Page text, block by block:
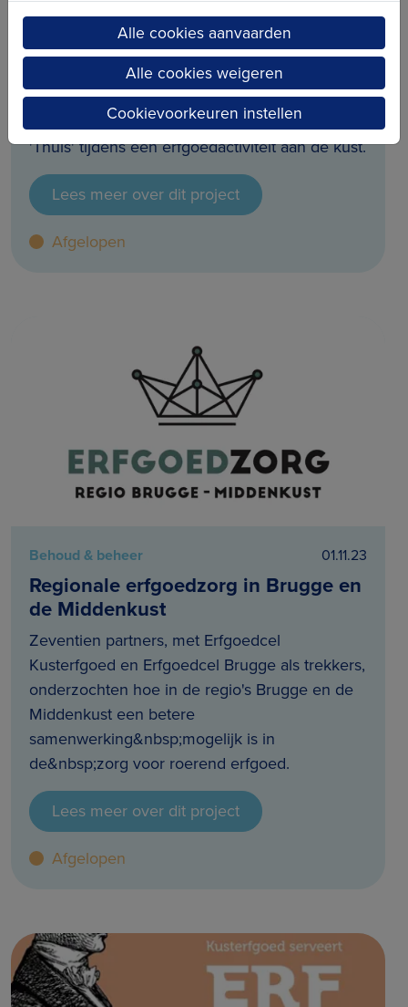
Erfgoeddag 2024 - Thuis
Beleef Erfgoeddag aan de kust!Ervaar dé
hoogdag van het cultureel erfgoed op zaterdag
20 & zondag 21 april 2024. Dompel je op
Erfgoeddag helemaal onder in het thema
'Thuis' tijdens een erfgoedactiviteit aan de kust.
Lees meer over dit project
Afgelopen
Behoud & beheer 01.11.23
Regionale erfgoedzorg in Brugge en
de Middenkust
Zeventien partners, met Erfgoedcel
Kusterfgoed en Erfgoedcel Brugge als trekkers,
onderzochten hoe in de regio's Brugge en de
Middenkust een betere
samenwerking&nbsp;mogelijk is in
de&nbsp;zorg voor roerend erfgoed.
Lees meer over dit project
Afgelopen
Alle cookies aanvaarden
Alle cookies weigeren
Cookievoorkeuren instellen